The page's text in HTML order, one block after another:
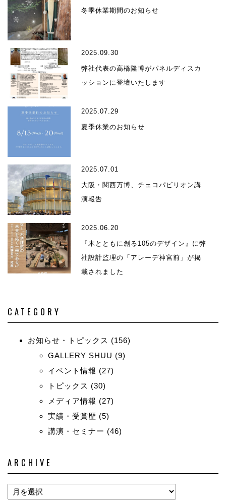
冬季休業期間のお知らせ
2025.09.30
弊社代表の高橋隆博がパネルディスカ
ッションに登壇いたします
2025.07.29
夏季休業のお知らせ
2025.07.01
大阪・関西万博、チェコパビリオン講
演報告
2025.06.20
『木とともに創る105のデザイン』に弊
社設計監理の「アレーデ神宮前」が掲
載されました
CATEGORY
お知らせ・トピックス (156)
GALLERY SHUU (9)
イベント情報 (27)
トピックス (30)
メディア情報 (27)
実績・受賞歴 (5)
講演・セミナー (46)
ARCHIVE